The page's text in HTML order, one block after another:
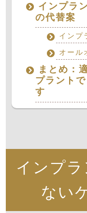
インプラ
の代替案
インプ
オール
まとめ：
プラント
す
インプラ
ない